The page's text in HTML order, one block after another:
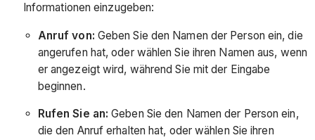
Informationen einzugeben:
Anruf von: Geben Sie den Namen der Person ein, die
angerufen hat, oder wählen Sie ihren Namen aus, wenn
er angezeigt wird, während Sie mit der Eingabe
beginnen.
Rufen Sie an: Geben Sie den Namen der Person ein,
die den Anruf erhalten hat, oder wählen Sie ihren